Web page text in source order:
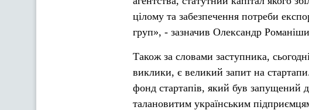
цілому та забезпечення потреби
груп», - зазначив Олександр
Також за словами заступника,
виклики, є великий запит на
фонд стартапів, який був запущений
талановитим українським